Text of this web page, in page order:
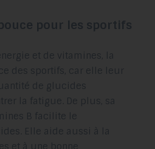
pour les sportifs
et de vitamines, la
des sportifs, car elle leur
de glucides
la fatigue. De plus, sa
B facilite le
Elle aide aussi à la